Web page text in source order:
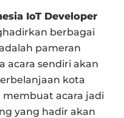
IoT Developer
berbagai
pameran
acara sendiri akan
kota
membuat acara jadi
yang hadir akan